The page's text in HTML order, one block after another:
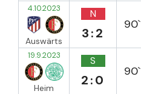
4.10.2023
Auswärts
N
3:2
90`
19.9.2023
Heim
S
2:0
90`